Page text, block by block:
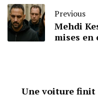
Previous
Mehdi
mises en
Une voiture finit